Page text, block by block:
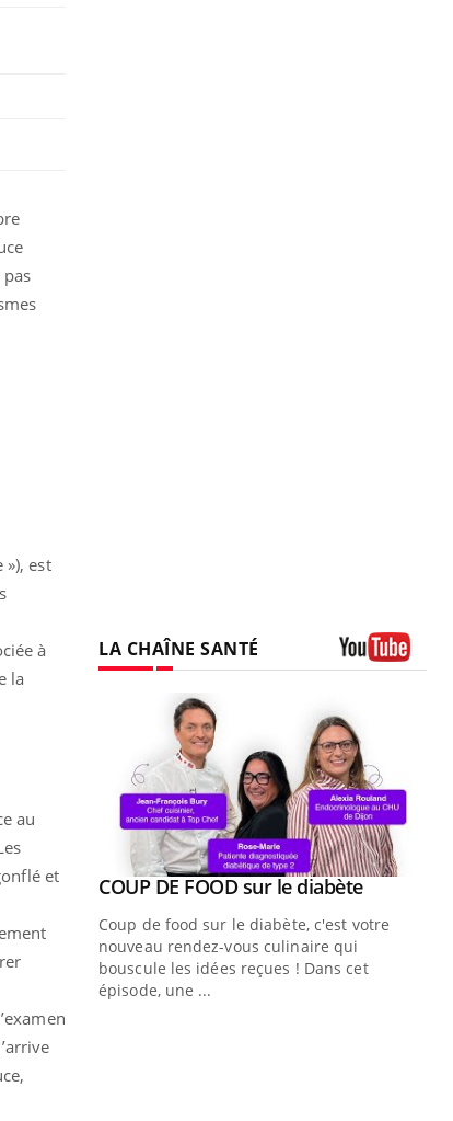
»), est
à
la
au
et
LA CHAÎNE SANTÉ
pour Youtube
COUP DE FOOD sur le diabèteYoutube
Coup de food sur le diabète, c'est votre
nouveau rendez-vous culinaire qui
bouscule les idées reçues ! Dans cet
épisode, une ...